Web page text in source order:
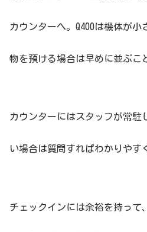
カウンターへ。Q400は機体が
物を預ける場合は早めに並ぶこ
カウンターにはスタッフが常駐
い場合は質問すればわかりやす
チェックインには余裕を持って